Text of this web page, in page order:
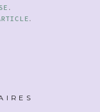
.
.